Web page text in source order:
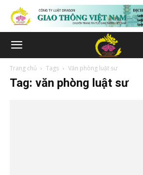
Trang chủ Tags Văn phòng luật sư
Tag: văn phòng luật sư